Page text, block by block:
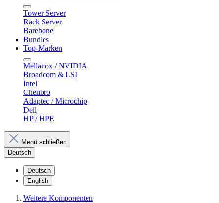
Tower Server
Rack Server
Barebone
Bundles
Top-Marken
Mellanox / NVIDIA
Broadcom & LSI
Intel
Chenbro
Adaptec / Microchip
Dell
HP / HPE
Menü schließen
Deutsch
Deutsch
English
Weitere Komponenten